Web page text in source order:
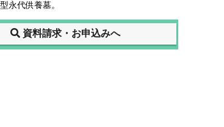
永代供養墓。
資料請求・お申込みへ